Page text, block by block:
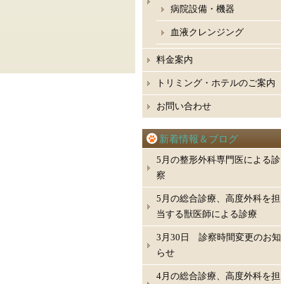
病院設備・機器
血液クレンジング
料金案内
トリミング・ホテルのご案内
お問い合わせ
新着情報＆ブログ
5月の整形外科専門医による診
察
5月の総合診療、高度外科を担
当する獣医師による診療
3月30日 診察時間変更のお知
らせ
4月の総合診療、高度外科を担